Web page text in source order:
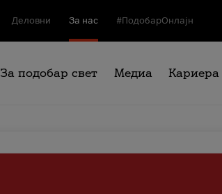
Деловни За нас #ПодобарОнлајн
За подобар свет Медиа Кариера